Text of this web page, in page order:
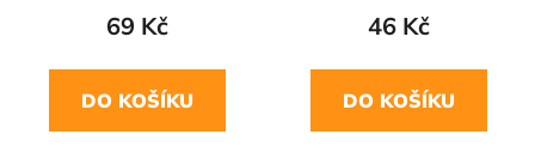
69 Kč
DO KOŠÍKU
46 Kč
DO KOŠÍKU